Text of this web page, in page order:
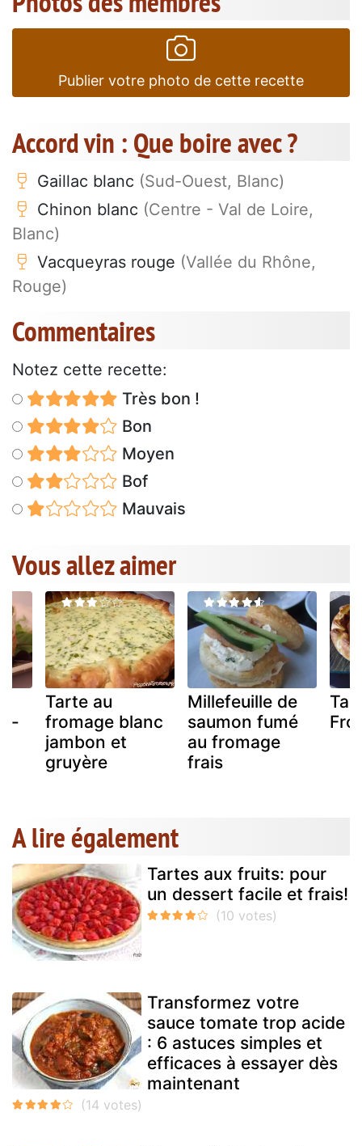
Publier votre photo de cette recette
Accord vin : Que boire avec ?
Gaillac blanc (Sud-Ouest, Blanc)
Chinon blanc (Centre - Val de Loire,
Blanc)
Vacqueyras rouge (Vallée du Rhône,
Rouge)
Commentaires
Notez cette recette:
Très bon !
Bon
Moyen
Bof
Mauvais
Vous allez aimer
Tarte au
fromage blanc
jambon et
gruyère
Millefeuille de
saumon fumé
au fromage
frais
A lire également
Tartes aux fruits: pour
un dessert facile et frais!
Transformez votre
sauce tomate trop acide
: 6 astuces simples et
efficaces à essayer dès
maintenant